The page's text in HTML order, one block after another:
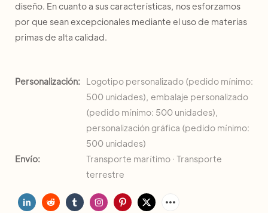
diseño. En cuanto a sus características, nos esforzamos
por que sean excepcionales mediante el uso de materias
primas de alta calidad.
Personalización:
Logotipo personalizado (pedido mínimo:
500 unidades), embalaje personalizado
(pedido mínimo: 500 unidades),
personalización gráfica (pedido mínimo:
500 unidades)
Envío:
Transporte marítimo · Transporte
terrestre